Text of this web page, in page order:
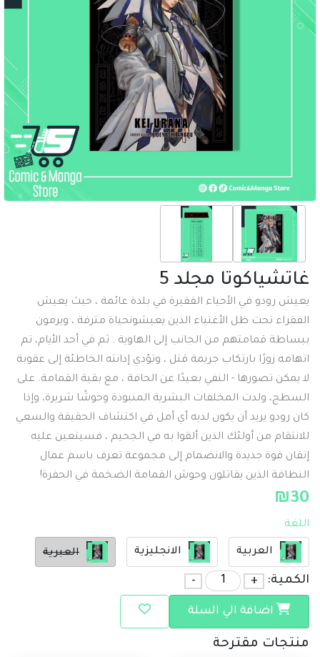
غاتشياكوتا مجلد 5
يعيش رودو في الأحياء الفقيرة في بلدة عائمة ، حيث يعيش
الفقراء تحت ظل الأغنياء الذين يعيشونحياة مترفة ، ويرمون
ببساطة قمامتهم من الجانب إلى الهاوية . ثم في أحد الأيام، تم
اتهامه زورًا بارتكاب جريمة قتل ، وتؤدي إدانته الخاطئة إلى عقوبة
لا يمكن تصورها - النفي بعيدًا عن الحافة ، مع بقية القمامة. على
السطح، ولدت المخلفات البشرية المنبوذة وحوشًا شريرة، وإذا
كان رودو يريد أن يكون لديه أي أمل في اكتشاف الحقيقة والسعي
للانتقام من أولئك الذين ألقوا به في الجحيم ، فسيتعين عليه
إتقان قوة جديدة والانضمام إلى مجموعة تعرف باسم عمال
النظافة الذين يقاتلون وحوش القمامة الضخمة في الحفرة!
₪30
اللغة
العربية الانجليزية العبرية
الكمية: +
-
اضافة الي السلة
منتجات مقترحة